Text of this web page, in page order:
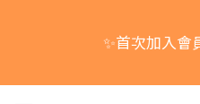
📢中元普渡活動開跑！
(含兩組)，每多
✨首次加入會